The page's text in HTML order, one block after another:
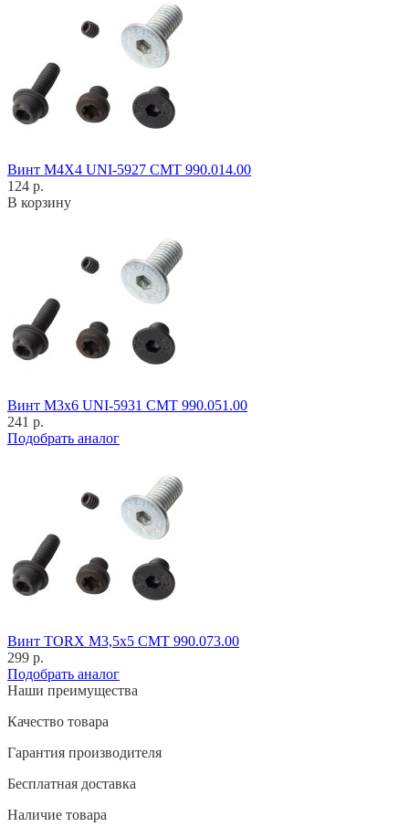
Винт M4X4 UNI-5927 CMT 990.014.00
124 р.
В корзину
Винт M3x6 UNI-5931 CMT 990.051.00
241 р.
Подобрать аналог
Винт TORX M3,5x5 CMT 990.073.00
299 р.
Подобрать аналог
Наши преимущества
Качество товара
Гарантия производителя
Бесплатная доставка
Наличие товара